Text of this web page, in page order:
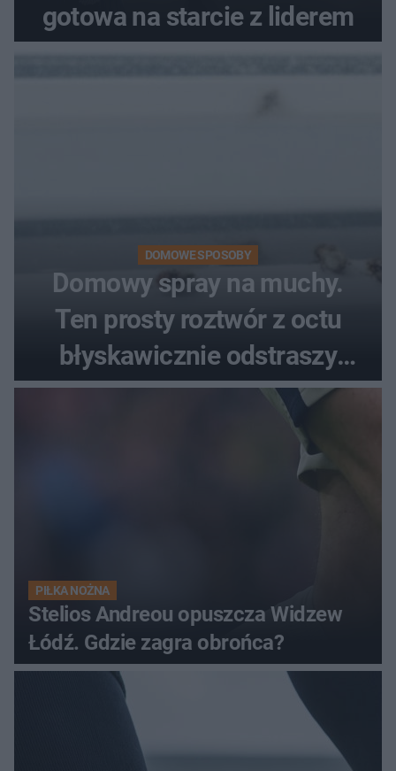
gotowa na starcie z liderem
DOMOWE SPOSOBY
Domowy spray na muchy.
Ten prosty roztwór z octu
błyskawicznie odstraszy
uciążliwe owady
PIŁKA NOŻNA
Stelios Andreou opuszcza Widzew
Łódź. Gdzie zagra obrońca?